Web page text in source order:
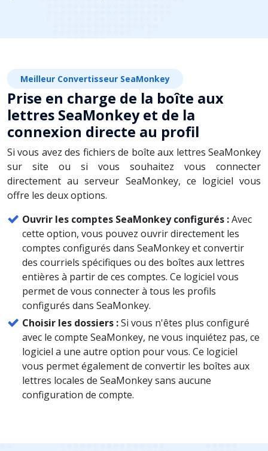
Meilleur Convertisseur SeaMonkey
Prise en charge de la boîte aux
lettres SeaMonkey et de la
connexion directe au profil
Si vous avez des fichiers de boîte aux lettres SeaMonkey
sur site ou si vous souhaitez vous connecter
directement au serveur SeaMonkey, ce logiciel vous
offre les deux options.
Ouvrir les comptes SeaMonkey configurés :Avec
cette option, vous pouvez ouvrir directement les
comptes configurés dans SeaMonkey et convertir
des courriels spécifiques ou des boîtes aux lettres
entières à partir de ces comptes. Ce logiciel vous
permet de vous connecter à tous les profils
configurés dans SeaMonkey.
Choisir les dossiers :Si vous n'êtes plus configuré
avec le compte SeaMonkey, ne vous inquiétez pas, ce
logiciel a une autre option pour vous. Ce logiciel
vous permet également de convertir les boîtes aux
lettres locales de SeaMonkey sans aucune
configuration de compte.